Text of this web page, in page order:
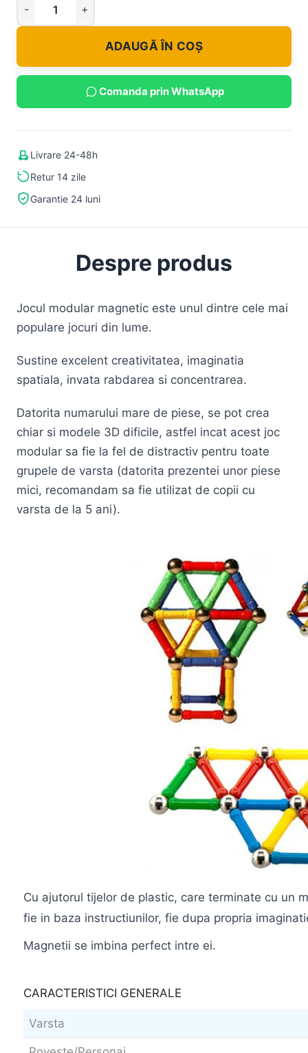
ADAUGĂ ÎN COȘ
Comanda prin WhatsApp
Livrare 24-48h
Retur 14 zile
Garantie 24 luni
Despre produs
Jocul modular magnetic este unul dintre cele mai
populare jocuri din lume.
Sustine excelent creativitatea, imaginatia
spatiala, invata rabdarea si concentrarea.
Datorita numarului mare de piese, se pot crea
chiar si modele 3D dificile, astfel incat acest joc
modular sa fie la fel de distractiv pentru toate
grupele de varsta (datorita prezentei unor piese
mici, recomandam sa fie utilizat de copii cu
varsta de la 5 ani).
Cu ajutorul tijelor de plastic, care terminate cu un
fie in baza instructiunilor, fie dupa propria
Magnetii se imbina perfect intre ei.
CARACTERISTICI GENERALE
Varsta